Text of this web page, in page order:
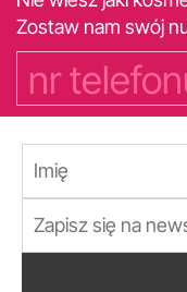
Zostaw nam swój